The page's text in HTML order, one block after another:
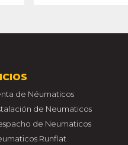
de Néumaticos
de Neumaticos
de Neumaticos
Runflat